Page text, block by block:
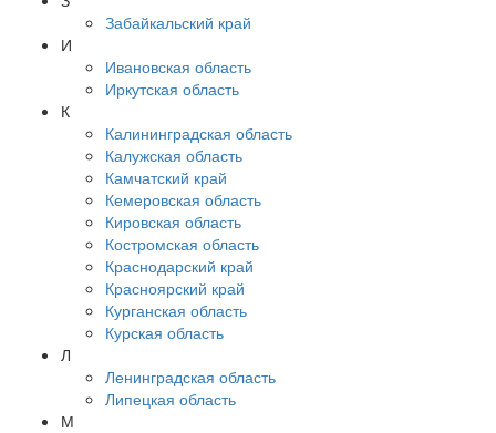
Забайкальский край
И
Ивановская область
Иркутская область
К
Калининградская область
Калужская область
Камчатский край
Кемеровская область
Кировская область
Костромская область
Краснодарский край
Красноярский край
Курганская область
Курская область
Л
Ленинградская область
Липецкая область
М